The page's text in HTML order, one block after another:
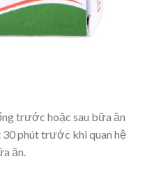
trước hoặc sau bữa ăn
phút trước khi quan hệ
ăn.